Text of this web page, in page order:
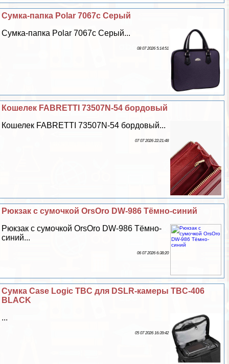
Сумка-папка Polar 7067с Серый
Сумка-папка Polar 7067с Серый...
08 07 2026 5:14:51
Кошелек FABRETTI 73507N-54 бордовый
Кошелек FABRETTI 73507N-54 бордовый...
07 07 2026 22:21:48
Рюкзак с сумочкой OrsOro DW-986 Тёмно-синий
Рюкзак с сумочкой OrsOro DW-986 Тёмно-
синий...
06 07 2026 6:38:20
Сумка Case Logic TBC для DSLR-камеры TBC-406
BLACK
...
05 07 2026 16:39:42